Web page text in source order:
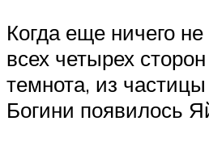
Когда еще ничего
всех четырех
темнота, из
Богини появилось